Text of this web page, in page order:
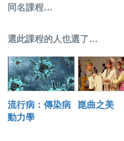
同名課程…
選此課程的人也選了…
流行病：傳染病
動力學
崑曲之美